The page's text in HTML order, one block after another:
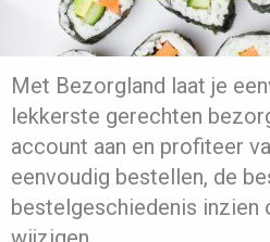
Met Bezorgland laat je
lekkerste gerechten
account aan en profiteer
eenvoudig bestellen, de
bestelgeschiedenis inzien